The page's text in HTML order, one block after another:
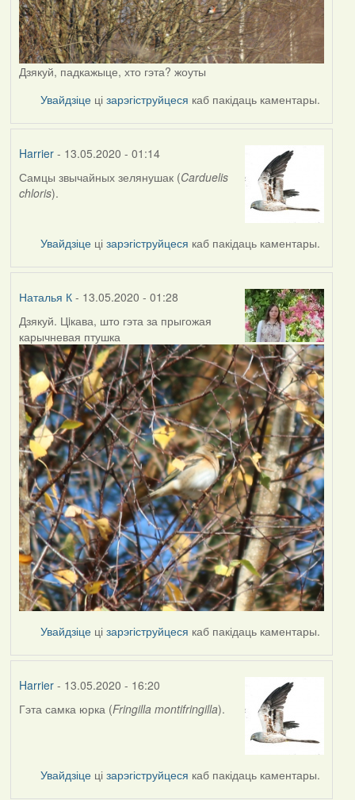
Дзякуй, падкажыце, хто гэта? жоуты
Увайдзіце цізарэгіструйцеся каб пакідаць каментары.
Harrier- 13.05.2020 - 01:14
In
reply
Наталья
К
Самцы звычайных зелянушак (Carduelis
chloris).
Увайдзіце цізарэгіструйцеся каб пакідаць каментары.
Наталья К- 13.05.2020 - 01:28
In
reply
to
by
Harrier
Дзякуй. Цiкава, што гэта за прыгожая
карычневая птушка
Увайдзіце цізарэгіструйцеся каб пакідаць каментары.
Harrier- 13.05.2020 - 16:20
In
Наталья
К
Гэта самка юрка (Fringilla montifringilla).
Увайдзіце цізарэгіструйцеся каб пакідаць каментары.